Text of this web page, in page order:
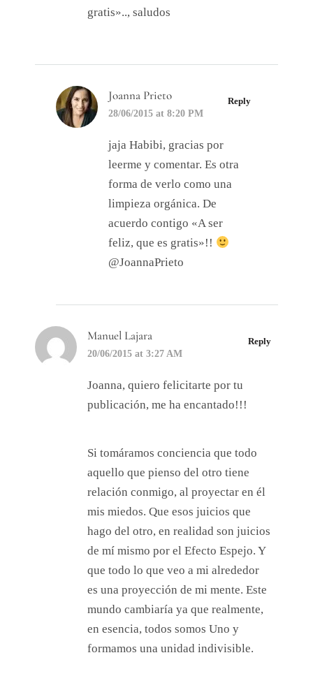
gratis».., saludos
Joanna Prieto
28/06/2015 at 8:20 PM
Reply
jaja Habibi, gracias por
leerme y comentar. Es otra
forma de verlo como una
limpieza orgánica. De
acuerdo contigo «A ser
feliz, que es gratis»!!
@JoannaPrieto
Manuel Lajara
20/06/2015 at 3:27 AM
Reply
Joanna, quiero felicitarte por tu
publicación, me ha encantado!!!
Si tomáramos conciencia que todo
aquello que pienso del otro tiene
relación conmigo, al proyectar en él
mis miedos. Que esos juicios que
hago del otro, en realidad son juicios
de mí mismo por el Efecto Espejo. Y
que todo lo que veo a mi alrededor
es una proyección de mi mente. Este
mundo cambiaría ya que realmente,
en esencia, todos somos Uno y
formamos una unidad indivisible.